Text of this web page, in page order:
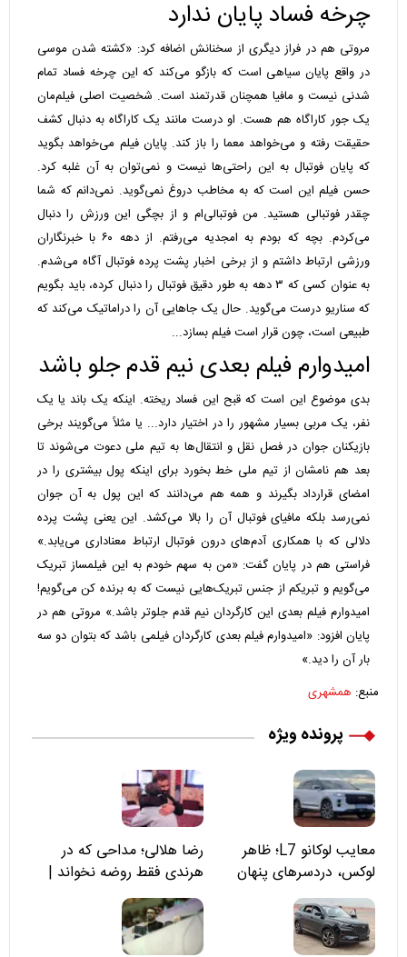
چرخه فساد پایان ندارد
مروتی هم در فراز دیگری از سخنانش اضافه کرد: «کشته شدن موسی
در واقع پایان سیاهی است که بازگو می‌کند که این چرخه فساد تمام
شدنی نیست و مافیا همچنان قدرتمند است. شخصیت اصلی فیلم‌مان
یک جور کاراگاه هم هست. او درست مانند یک کاراگاه به دنبال کشف
حقیقت رفته و می‌خواهد معما را باز کند. پایان فیلم می‌خواهد بگوید
که پایان فوتبال به این راحتی‌ها نیست و نمی‌توان به آن غلبه کرد.
حسن فیلم این است که به مخاطب دروغ نمی‌گوید. نمی‌دانم که شما
چقدر فوتبالی هستید. من فوتبالی‌ام و از بچگی این ورزش را دنبال
می‌کردم. بچه که بودم به امجدیه می‌رفتم. از دهه ۶۰ با خبرنگاران
ورزشی ارتباط داشتم و از برخی اخبار پشت پرده فوتبال آگاه می‌شدم.
به عنوان کسی که ۳ دهه به طور دقیق فوتبال را دنبال کرده، باید بگویم
که سناریو درست می‌گوید. حال یک جاهایی آن را دراماتیک می‌کند که
طبیعی است، چون قرار است فیلم بسازد...
امیدوارم فیلم بعدی نیم قدم جلو باشد
بدی موضوع این است که قبح این فساد ریخته. اینکه یک باند یا یک
نفر، یک مربی بسیار مشهور را در اختیار دارد... یا مثلاً می‌گویند برخی
بازیکنان جوان در فصل نقل و انتقال‌ها به تیم ملی دعوت می‌شوند تا
بعد هم نامشان از تیم ملی خط بخورد برای اینکه پول بیشتری را در
امضای قرارداد بگیرند و همه هم می‌دانند که این پول به آن جوان
نمی‌رسد بلکه مافیای فوتبال آن را بالا می‌کشد. این یعنی پشت پرده
دلالی که با همکاری آدم‌های درون فوتبال ارتباط معناداری می‌یابد.»
فراستی هم در پایان گفت: «من به سهم خودم به این فیلمساز تبریک
می‌گویم و تبریکم از جنس تبریک‌هایی نیست که به برنده کن می‌گویم!
امیدوارم فیلم بعدی این کارگردان نیم قدم جلوتر باشد.» مروتی هم در
پایان افزود: «امیدوارم فیلم بعدی کارگردان فیلمی باشد که بتوان دو سه
بار آن را دید.»
منبع: همشهری
پرونده ویژه
معایب لوکانو L7؛ ظاهر
لوکس، دردسرهای پنهان
رضا هلالی؛ مداحی که در
هرندی فقط روضه نخواند |
مسئولان «تکیه‌گاه آقا مرتضی
علی(ع)» را جدی‌تر ببینند